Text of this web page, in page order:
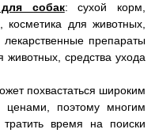
собак: сухой корм,
для животных,
препараты
животных, средства ухода
похвастаться широким
поэтому многим
время на поиски